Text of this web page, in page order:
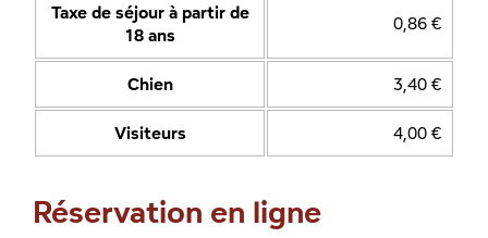
Taxe de séjour à partir de
18 ans
0,86 €
Chien 3,40 €
Visiteurs 4,00 €
Réservation en ligne